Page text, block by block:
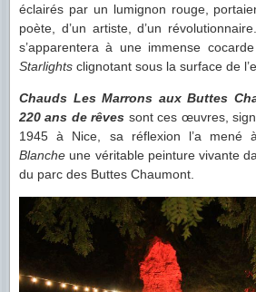
éclairés par un lumignon rouge,
poète, d’un artiste, d’un
s’apparentera à une immense
Starlights clignotant sous la surface de
Chauds Les Marrons aux Buttes
220 ans de rêves sont ces œuvres,
1945 à Nice, sa réflexion l’a mené
Blanche une véritable peinture vivante
du parc des Buttes Chaumont.